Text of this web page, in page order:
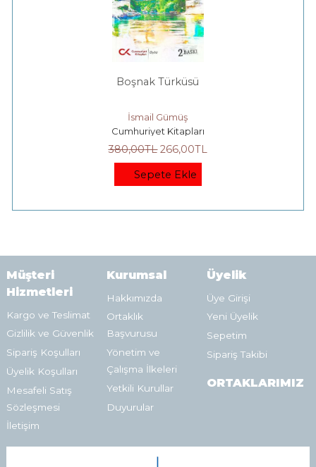
Boşnak Türküsü
İsmail Gümüş
Cumhuriyet Kitapları
380,00TL 266,00TL
Sepete Ekle
Müşteri
Hizmetleri
Kargo ve Teslimat
Gizlilik ve Güvenlik
Sipariş Koşulları
Üyelik Koşulları
Mesafeli Satış
Sözleşmesi
İletişim
Kurumsal
Hakkımızda
Ortaklık
Başvurusu
Yönetim ve
Çalışma İlkeleri
Yetkili Kurullar
Duyurular
Üyelik
Üye Girişi
Yeni Üyelik
Sepetim
Sipariş Takibi
ORTAKLARIMIZ